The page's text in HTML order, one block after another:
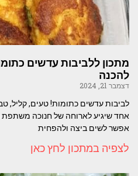
מתכון ללביבות עדשים
להכנה
דצמבר 21, 2024
לביבות עדשים כתומות! טעים, קליל,
אחד שיגיע לארוחה של חנוכה משתפת
אפשר לשים ביצה ולהפחית
לצפיה במתכון לחץ כאן